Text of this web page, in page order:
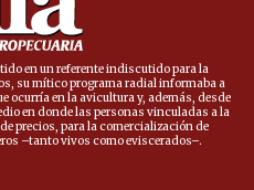
en un referente indiscutido para la
su mítico programa radial informaba a
ocurría en la avicultura y, además, desde
en donde las personas vinculadas a la
precios, para la comercialización de
–tanto vivos como eviscerados–.